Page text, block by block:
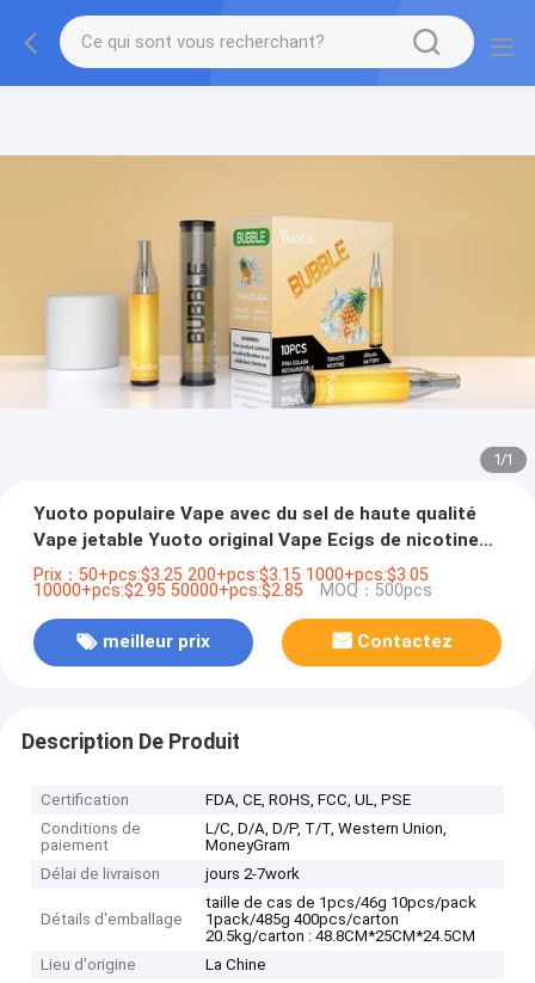
1/1
Yuoto populaire Vape avec du sel de haute qualité
Vape jetable Yuoto original Vape Ecigs de nicotine
de 5%
Prix：50+pcs:$3.25 200+pcs:$3.15 1000+pcs:$3.05
10000+pcs:$2.95 50000+pcs:$2.85 MOQ：500pcs
meilleur prix Contactez
Description De Produit
Certification
FDA, CE, ROHS, FCC, UL, PSE
Conditions de
paiement
L/C, D/A, D/P, T/T, Western Union,
MoneyGram
Délai de livraison
jours 2-7work
Détails d'emballage
taille de cas de 1pcs/46g 10pcs/pack
1pack/485g 400pcs/carton
20.5kg/carton : 48.8CM*25CM*24.5CM
Lieu d'origine
La Chine